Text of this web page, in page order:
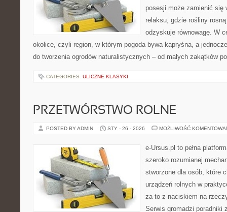
posesji może zamienić się
relaksu, gdzie rośliny
odzyskuje równowagę. W
okolice, czyli region, w którym pogoda bywa kapryśna, a
do tworzenia ogrodów naturalistycznych – od małych zakątków
CATEGORIES: ULICZNE KLASYKI
PRZETWÓRSTWO ROLNE
POSTED BY ADMIN STY - 26 - 2026 MOŻLIWOŚĆ
e-Ursus.pl to pełna
szeroko rozumianej
stworzone dla osób, które
urządzeń rolnych w
za to z naciskiem na
Serwis gromadzi poradniki